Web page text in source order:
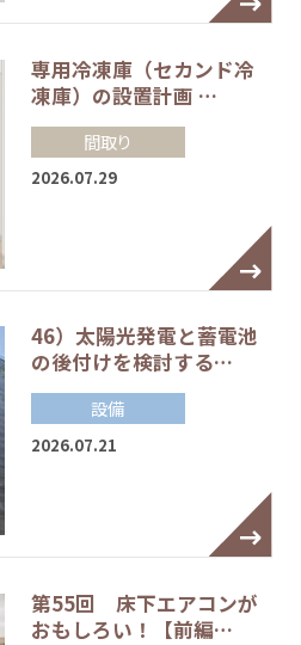
専用冷凍庫（セカンド冷
凍庫）の設置計画 …
間取り
2026.07.29
46）太陽光発電と蓄電池
の後付けを検討する…
設備
2026.07.21
第55回 床下エアコンが
おもしろい！【前編…